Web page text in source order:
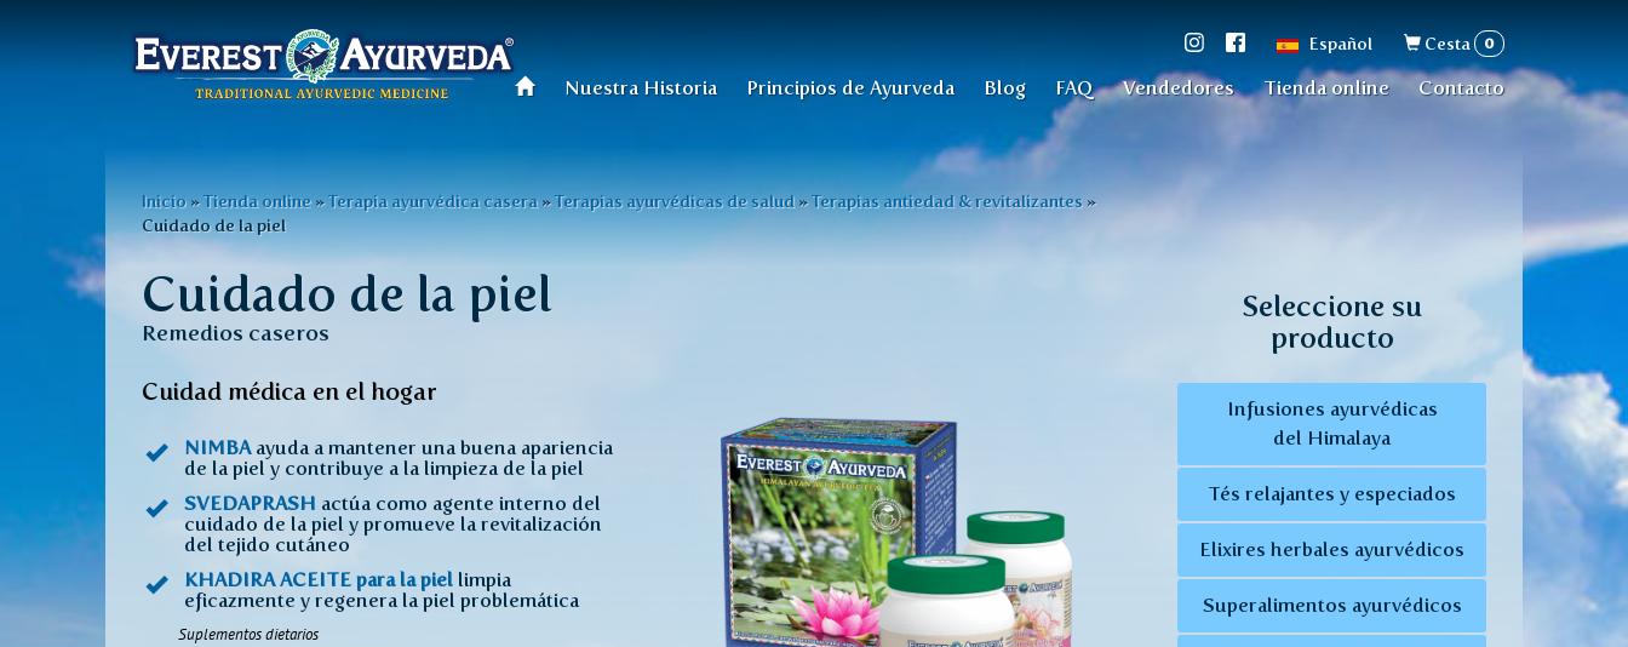
principal
Español
Formulario
de
búsqueda
Cesta 0
Menú
principal
Nuestra Historia Principios de Ayurveda Blog FAQ Vendedores Tienda online Contacto
Usted
está
aquí
Inicio »Tienda online »Terapia ayurvédica casera »Terapias ayurvédicas de salud »Terapias antiedad & revitalizantes »
Cuidado de la piel
Cuidado de la piel
Remedios caseros
Cuidad médica en el hogar
NIMBA ayuda a mantener una buena apariencia
de la piel y contribuye a la limpieza de la piel
SVEDAPRASH actúa como agente interno del
cuidado de la piel y promueve la revitalización
del tejido cutáneo
KHADIRA ACEITE para la piel limpia
eficazmente y regenera la piel problemática
Suplementos dietarios
Seleccione su
producto
Infusiones ayurvédicas
del Himalaya
Tés relajantes y especiados
Elixires herbales ayurvédicos
Superalimentos ayurvédicos